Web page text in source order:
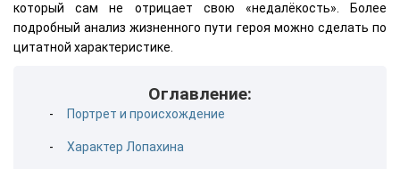
который сам не отрицает свою «недалёкость». Более
подробный анализ жизненного пути героя можно сделать по
цитатной характеристике.
Оглавление:
Портрет и происхождение
Характер Лопахина